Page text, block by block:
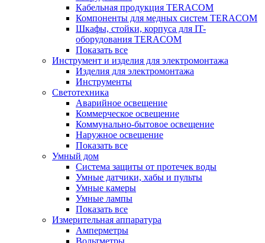
Кабельная продукция TERACOM
Компоненты для медных систем TERACOM
Шкафы, стойки, корпуса для IT-
оборудования TERACOM
Показать все
Инструмент и изделия для электромонтажа
Изделия для электромонтажа
Инструменты
Светотехника
Аварийное освещение
Коммерческое освещение
Коммунально-бытовое освещение
Наружное освещение
Показать все
Умный дом
Система защиты от протечек воды
Умные датчики, хабы и пульты
Умные камеры
Умные лампы
Показать все
Измерительная аппаратура
Амперметры
Вольтметры